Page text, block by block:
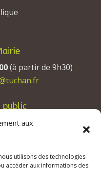
aux
utilisons des technologies
accéder aux informations des
(à partir de 9h30)
public
de 8h à 12h et de